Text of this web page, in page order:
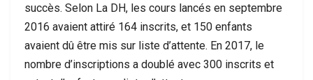
succès. Selon La DH, les cours lancés en septembre
2016 avaient attiré 164 inscrits, et 150 enfants
avaient dû être mis sur liste d’attente. En 2017, le
nombre d’inscriptions a doublé avec 300 inscrits et